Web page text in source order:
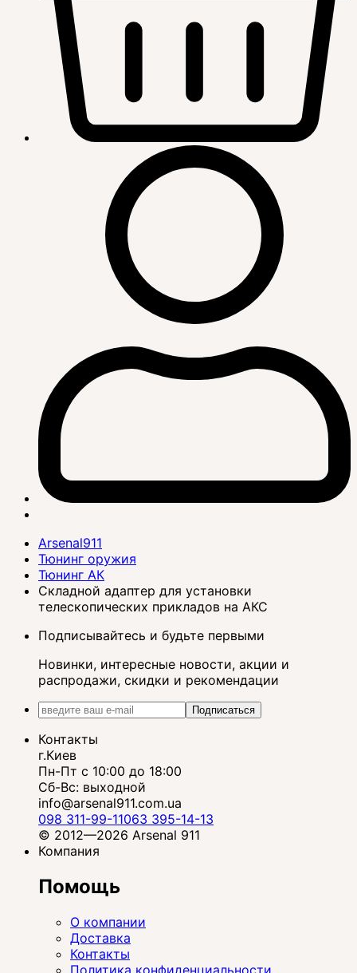
Arsenal911
Тюнинг оружия
Тюнинг АК
Складной адаптер для установки
телескопических прикладов на АКС
Подписывайтесь и будьте первыми
Новинки, интересные новости, акции и
распродажи, скидки и рекомендации
Подписаться
Контакты
г.Киев
Пн-Пт с 10:00 до 18:00
Сб-Вс: выходной
info@arsenal911.com.ua
098 311-99-11063 395-14-13
© 2012—2026 Arsenal 911
Компания
Помощь
О компании
Доставка
Контакты
Политика конфиденциальности